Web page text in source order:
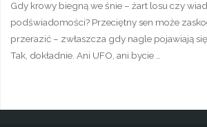
Gdy krowy biegną we śnie – żart losu czy
podświadomości? Przeciętny sen może
przerazić – zwłaszcza gdy nagle pojawiają
Tak, dokładnie. Ani UFO, ani bycie …